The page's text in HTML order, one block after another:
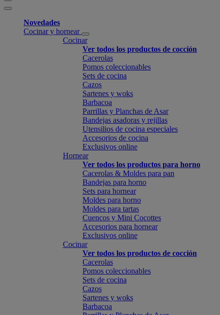
Novedades
Cocinar y hornear
Cocinar
Ver todos los productos de cocción
Cacerolas
Pomos coleccionables
Sets de cocina
Cazos
Sartenes y woks
Barbacoa
Parrillas y Planchas de Asar
Bandejas asadoras y rejillas
Utensilios de cocina especiales
Accesorios de cocina
Exclusivos online
Hornear
Ver todos los productos para horno
Cacerolas & Moldes para pan
Bandejas para horno
Sets para hornear
Moldes para horno
Moldes para tartas
Cuencos y Mini Cocottes
Accesorios para hornear
Exclusivos online
Cocinar
Ver todos los productos de cocción
Cacerolas
Pomos coleccionables
Sets de cocina
Cazos
Sartenes y woks
Barbacoa